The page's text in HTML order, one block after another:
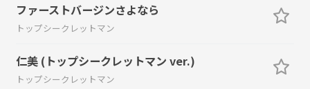
ファーストバージンさよなら
トップシークレットマン
仁美 (トップシークレットマン ver.)
トップシークレットマン